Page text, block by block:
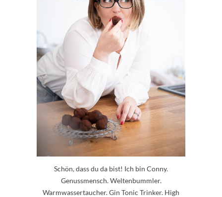
Schön, dass du da bist! Ich bin Conny.
Genussmensch. Weltenbummler.
Warmwassertaucher. Gin Tonic Trinker. High